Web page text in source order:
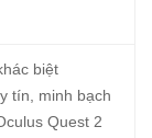
biệt
tín, minh bạch
Quest 2